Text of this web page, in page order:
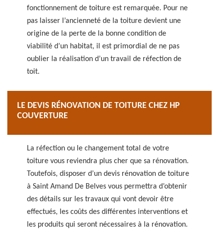
fonctionnement de toiture est remarquée. Pour ne
pas laisser l’ancienneté de la toiture devient une
origine de la perte de la bonne condition de
viabilité d’un habitat, il est primordial de ne pas
oublier la réalisation d’un travail de réfection de
toit.
LE DEVIS RÉNOVATION DE TOITURE CHEZ HP
COUVERTURE
La réfection ou le changement total de votre
toiture vous reviendra plus cher que sa rénovation.
Toutefois, disposer d’un devis rénovation de toiture
à Saint Amand De Belves vous permettra d’obtenir
des détails sur les travaux qui vont devoir être
effectués, les coûts des différentes interventions et
les produits qui seront nécessaires à la rénovation.